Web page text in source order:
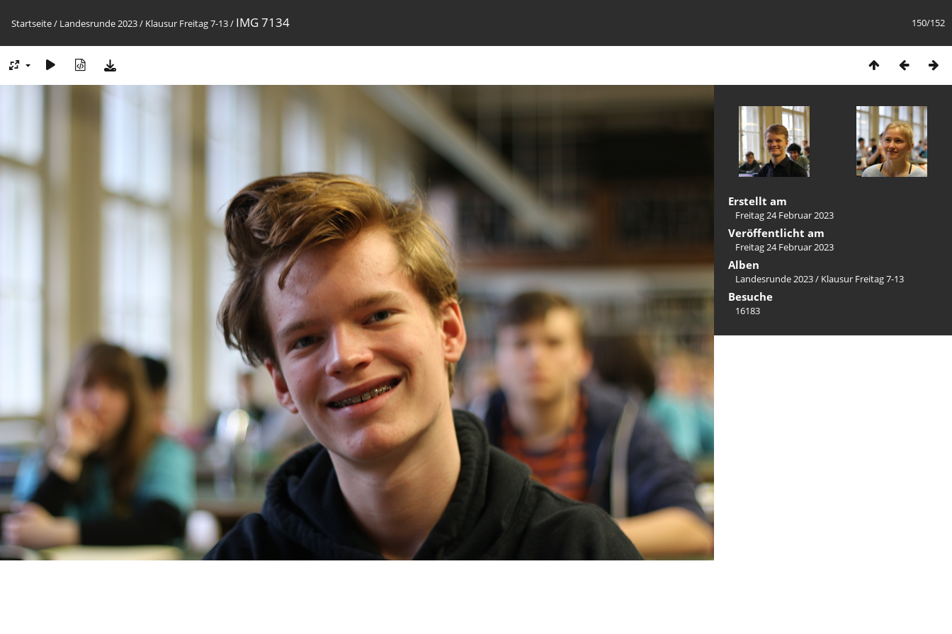
150/152
Startseite/ Landesrunde 2023/ Klausur Freitag 7-13/ IMG 7134
Erstellt am
Freitag 24 Februar 2023
Veröffentlicht am
Freitag 24 Februar 2023
Alben
Landesrunde 2023/ Klausur Freitag 7-13
Besuche
16183